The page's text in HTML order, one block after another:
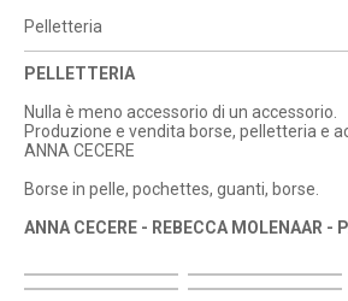
Pelletteria
PELLETTERIA
Nulla è meno accessorio di un accessorio.
Produzione e vendita borse, pelletteria e
ANNA CECERE
Borse in pelle, pochettes, guanti, borse.
ANNA CECERE - REBECCA MOLENAAR -